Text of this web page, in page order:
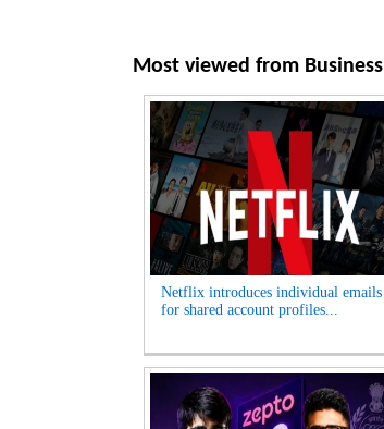
Most viewed from Business
Netflix introduces individual emails
for shared account profiles...